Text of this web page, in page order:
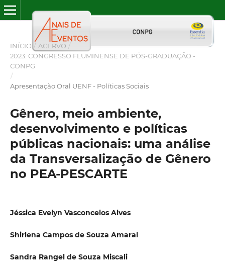
INÍCIO / ACERVO /
2023: CONGRESSO FLUMINENSE DE PÓS-GRADUAÇÃO -
CONPG
/
Apresentação Oral UENF - Políticas Sociais
Gênero, meio ambiente,
desenvolvimento e políticas
públicas nacionais: uma análise
da Transversalização de Gênero
no PEA-PESCARTE
Jéssica Evelyn Vasconcelos Alves
Shirlena Campos de Souza Amaral
Sandra Rangel de Souza Miscali